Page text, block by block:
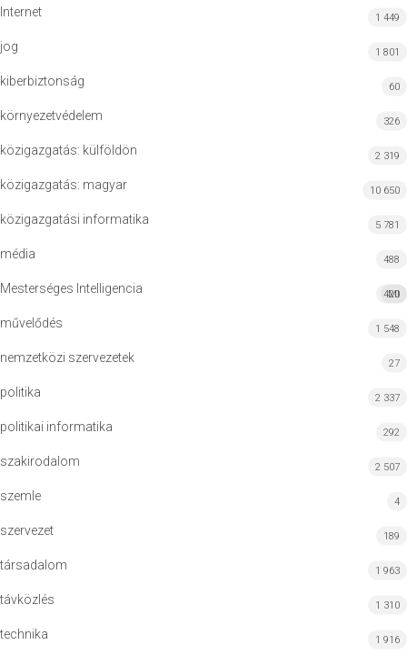
Internet 1 449
jog 1 801
kiberbiztonság 60
környezetvédelem 326
közigazgatás: külföldön 2 319
közigazgatás: magyar 10 650
közigazgatási informatika 5 781
média 488
Mesterséges Intelligencia MI
420
művelődés 1 548
nemzetközi szervezetek 27
politika 2 337
politikai informatika 292
szakirodalom 2 507
szemle 4
szervezet 189
társadalom 1 963
távközlés 1 310
technika 1 916